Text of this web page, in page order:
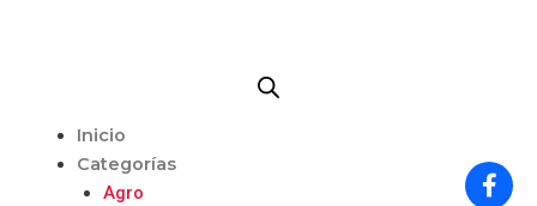
Inicio
Categorías
Agro